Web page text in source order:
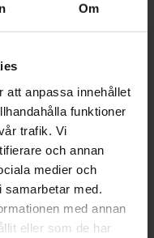
Om
att anpassa innehållet
funktioner
trafik. Vi
och annan
medier och
med.
med annan
eller som de har